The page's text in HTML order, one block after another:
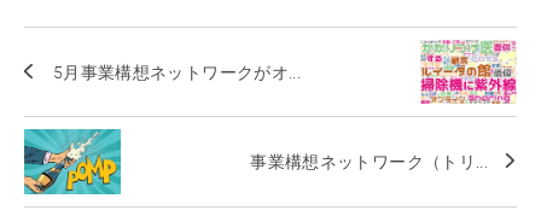
5月事業構想ネットワークがオ...
事業構想ネットワーク（トリ...